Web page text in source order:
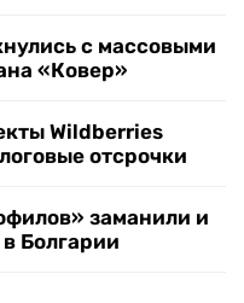
с массовыми
«Ковер»
Wildberries
отсрочки
заманили и
Болгарии